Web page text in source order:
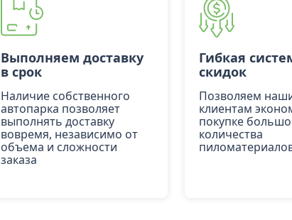
Выполняем доставку
в срок
Наличие собственного
автопарка позволяет
выполнять доставку
вовремя, независимо от
объема и сложности
заказа
Гибкая
скидок
Позволяем
клиентам
покупке
количества